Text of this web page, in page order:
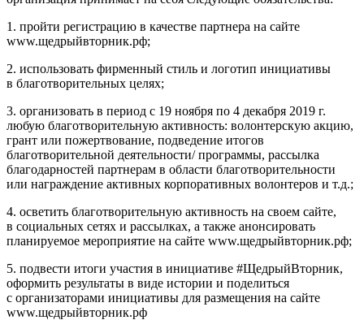
1. пройти регистрацию в качестве партнера на сайте
www.щедрыйвторник.рф;
2. использовать фирменный стиль и логотип инициативы
в благотворительных целях;
3. организовать в период с 19 ноября по 4 декабря 2019 г.
любую благотворительную активность: волонтерскую акцию,
грант или пожертвование, подведение итогов
благотворительной деятельности/ программы, рассылка
благодарностей партнерам в области благотворительности
или награждение активных корпоративных волонтеров и т.д.;
4. осветить благотворительную активность на своем сайте,
в социальных сетях и рассылках, а также анонсировать
планируемое мероприятие на сайте www.щедрыйвторник.рф;
5. подвести итоги участия в инициативе #ЩедрыйВторник,
оформить результаты в виде истории и поделиться
с организаторами инициативы для размещения на сайте
www.щедрыйвторник.рф